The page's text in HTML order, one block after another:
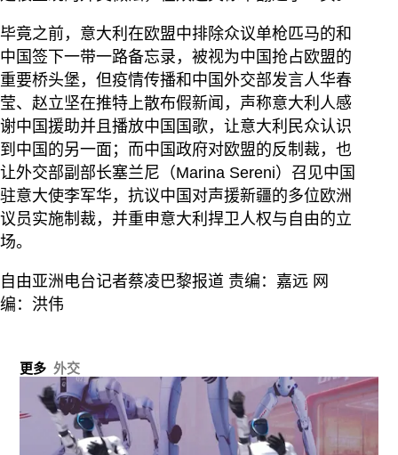
毕竟之前，意大利在欧盟中排除众议单枪匹马的和
中国签下一带一路备忘录，被视为中国抢占欧盟的
重要桥头堡，但疫情传播和中国外交部发言人华春
莹、赵立坚在推特上散布假新闻，声称意大利人感
谢中国援助并且播放中国国歌，让意大利民众认识
到中国的另一面；而中国政府对欧盟的反制裁，也
让外交部副部长塞兰尼（Marina Sereni）召见中国
驻意大使李军华，抗议中国对声援新疆的多位欧洲
议员实施制裁，并重申意大利捍卫人权与自由的立
场。
自由亚洲电台记者蔡凌巴黎报道 责编：嘉远 网
编：洪伟
更多 外交